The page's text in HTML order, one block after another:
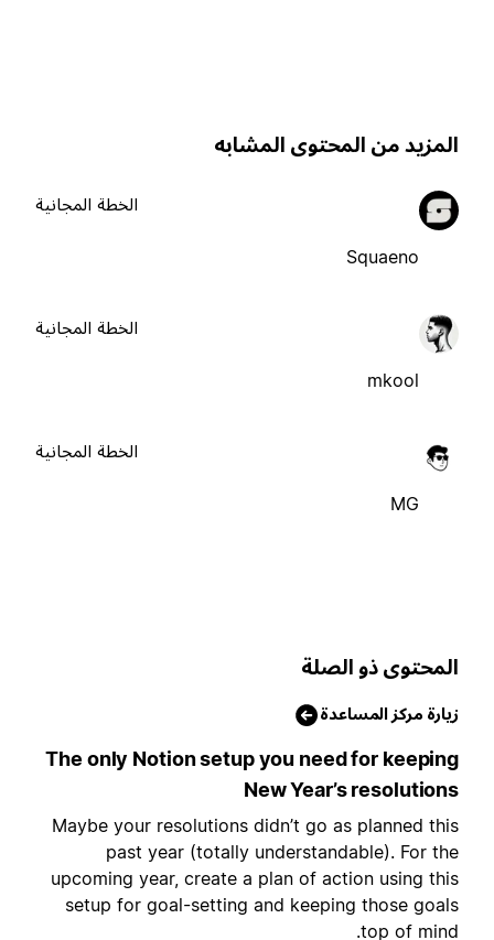
من المحتوى المشابه
Squaeno
الخطة المجانية
mkool
الخطة المجانية
الخطة المجانية
ذو الصلة
مركز المساعدة
The only Notion setup you need for
New Year’s
Maybe your resolutions didn’t go as planned
past year (totally understandable). For
upcoming year, create a plan of action using
setup for goal-setting and keeping those
top of